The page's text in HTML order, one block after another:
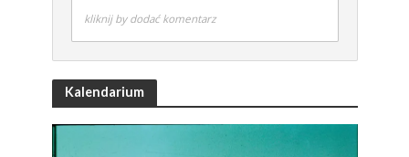
kliknij by dodać komentarz
Kalendarium